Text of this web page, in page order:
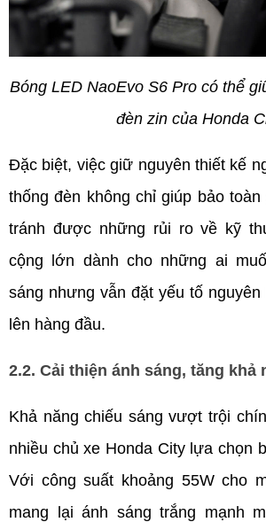
Bóng LED NaoEvo S6 Pro có thể
đèn zin của Honda
Đặc biệt, việc giữ nguyên thiết kế
thống đèn không chỉ giúp bảo
tránh được những rủi ro về kỹ
cộng lớn dành cho những ai
sáng nhưng vẫn đặt yếu tố
lên hàng đầu.
2.2. Cải thiện ánh sáng, tăng khả
Khả năng chiếu sáng vượt trội
nhiều chủ xe Honda City lựa chọn
Với công suất khoảng 55W cho
mang lại ánh sáng trắng mạnh